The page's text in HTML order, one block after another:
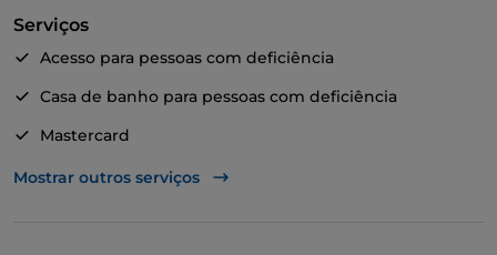
Serviços
Acesso para pessoas com deficiência
Casa de banho para pessoas com deficiência
Mastercard
Mesas de exterior
Mostrar outros serviços